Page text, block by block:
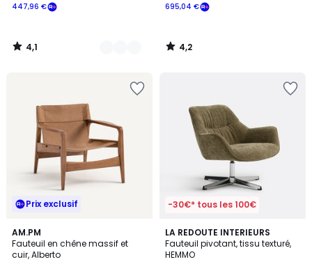
447,96 €
4,1
/
695,04 €
4,2
/
Prix exclusif
AM.PM
Fauteuil en chêne massif et
cuir, Alberto
4,8
/ 5
-30€* tous les 100€
LA REDOUTE INTERIEURS
Fauteuil pivotant, tissu texturé,
HEMMO
5
/
5
2
Couleurs